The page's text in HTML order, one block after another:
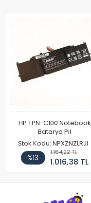
HP TPN-C100 Notebook
Batarya Pil
Stok Kodu: NPXZNZLRJI
%13
1.164,22 TL
1.016,38 TL